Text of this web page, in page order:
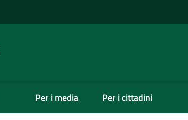
Per i media Per i cittadini